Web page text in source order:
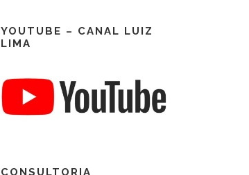
YOUTUBE – CANAL LUIZ
LIMA
CONSULTORIA